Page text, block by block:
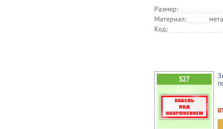
Размер:
Материал:
Код: